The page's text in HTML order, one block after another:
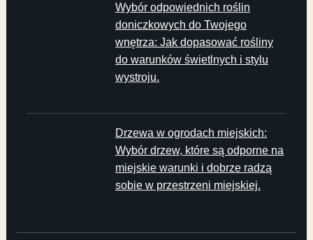
Wybór odpowiednich roślin
doniczkowych do Twojego
wnętrza: Jak dopasować rośliny
do warunków świetlnych i stylu
wystroju.
Drzewa w ogrodach miejskich:
Wybór drzew, które są odporne na
miejskie warunki i dobrze radzą
sobie w przestrzeni miejskiej.